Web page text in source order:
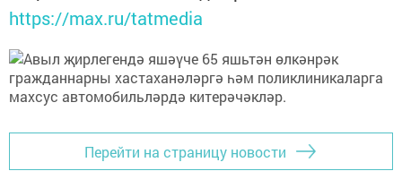
https://max.ru/tatmedia
Перейти на страницу новости